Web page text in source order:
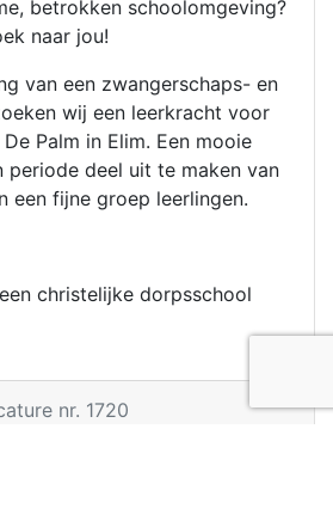
betrokken schoolomgeving?
naar jou!
van een zwangerschaps- en
wij een leerkracht voor
Palm in Elim. Een mooie
periode deel uit te maken van
een fijne groep leerlingen.
christelijke dorpsschool
nr. 1720